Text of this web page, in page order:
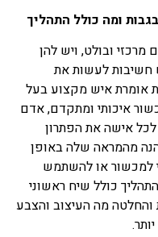
ומה כולל התהליך
ובולט, ויש להן
חשיבות לעשות את
אומרת איש מקצוע בעל
איכותי ומתקדם, אדם
לכל אישה את הפתרון
מהמראה שלה באופן
למכשור או להשתמש
כולל שיח ראשוני
והחלטה מה העיצוב והצבע